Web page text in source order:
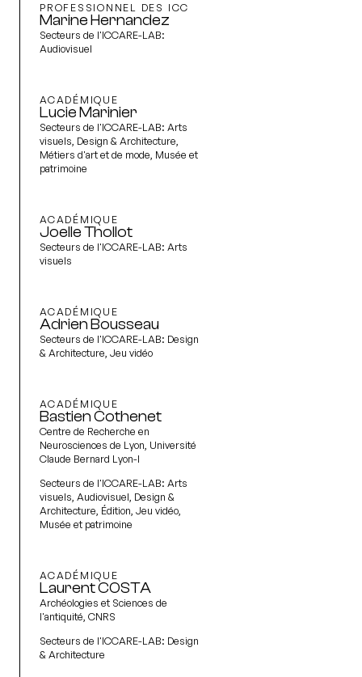
PROFESSIONNEL DES ICC
Marine Hernandez
Secteurs de l'ICCARE-LAB:
Audiovisuel
ACADÉMIQUE
Lucie Marinier
Secteurs de l'ICCARE-LAB: Arts
visuels, Design & Architecture,
Métiers d'art et de mode, Musée et
patrimoine
ACADÉMIQUE
Joelle Thollot
Secteurs de l'ICCARE-LAB: Arts
visuels
ACADÉMIQUE
Adrien Bousseau
Secteurs de l'ICCARE-LAB: Design
& Architecture, Jeu vidéo
ACADÉMIQUE
Bastien Cothenet
Centre de Recherche en
Neurosciences de Lyon, Université
Claude Bernard Lyon-I
Secteurs de l'ICCARE-LAB: Arts
visuels, Audiovisuel, Design &
Architecture, Édition, Jeu vidéo,
Musée et patrimoine
ACADÉMIQUE
Laurent COSTA
Archéologies et Sciences de
l'antiquité, CNRS
Secteurs de l'ICCARE-LAB: Design
& Architecture